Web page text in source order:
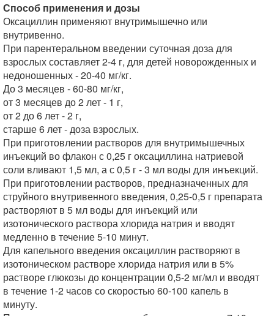
Способ применения и дозы
Оксациллин применяют внутримышечно или
внутривенно.
При парентеральном введении суточная доза для
взрослых составляет 2-4 г, для детей новорожденных и
недоношенных - 20-40 мг/кг.
До 3 месяцев - 60-80 мг/кг,
от 3 месяцев до 2 лет - 1 г,
от 2 до 6 лет - 2 г,
старше 6 лет - доза взрослых.
При приготовлении растворов для внутримышечных
инъекций во флакон с 0,25 г оксациллина натриевой
соли вливают 1,5 мл, а с 0,5 г - 3 мл воды для инъекций.
При приготовлении растворов, предназначенных для
струйного внутривенного введения, 0,25-0,5 г препарата
растворяют в 5 мл воды для инъекций или
изотонического раствора хлорида натрия и вводят
медленно в течение 5-10 минут.
Для капельного введения оксациллин растворяют в
изотоническом растворе хлорида натрия или в 5%
растворе глюкозы до концентрации 0,5-2 мг/мл и вводят
в течение 1-2 часов со скоростью 60-100 капель в
минуту.